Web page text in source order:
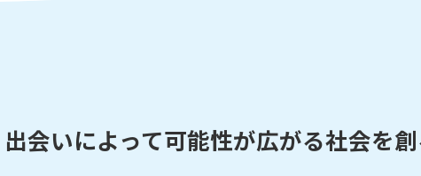
出会いによって可能性が広がる社会を